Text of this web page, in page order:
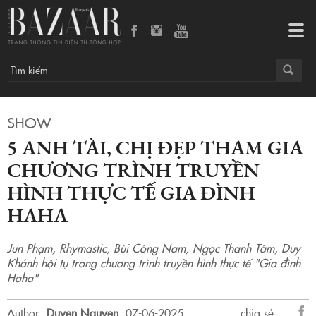
SHOW
5 ANH TÀI, CHỊ ĐẸP THAM GIA
CHƯƠNG TRÌNH TRUYỀN
HÌNH THỰC TẾ GIA ĐÌNH
HAHA
Jun Phạm, Rhymastic, Bùi Công Nam, Ngọc Thanh Tâm, Duy
Khánh hội tụ trong chương trình truyền hình thực tế "Gia đình
Haha"
Author: Duyen Nguyen. 07-06-2025.
chia sẻ